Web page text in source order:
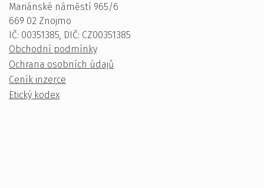
Mariánské náměstí 965/6
669 02 Znojmo
IČ: 00351385, DIČ: CZ00351385
Obchodní podmínky
Ochrana osobních údajů
Ceník inzerce
Etický kodex